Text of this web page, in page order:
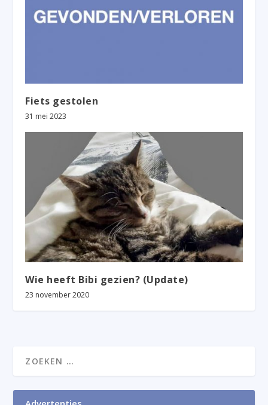
Fiets gestolen
31 mei 2023
Wie heeft Bibi gezien? (Update)
23 november 2020